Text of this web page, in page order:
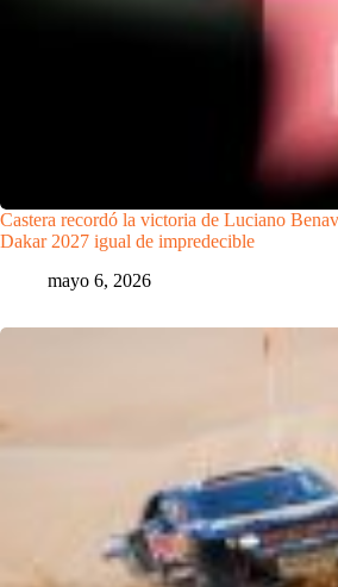
Castera recordó la victoria de Luciano
Dakar 2027 igual de impredecible
mayo 6, 2026